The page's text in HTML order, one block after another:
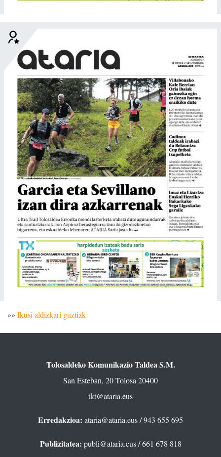
»» Ikusi aldizkari guztiak
Tolosaldeko Komunikazio Taldea S.M.
San Esteban, 20 Tolosa 20400
tkt@ataria.eus
Erredakzioa: ataria@ataria.eus/ 943 655 695
Publizitatea: publi@ataria.eus/ 661 678 818